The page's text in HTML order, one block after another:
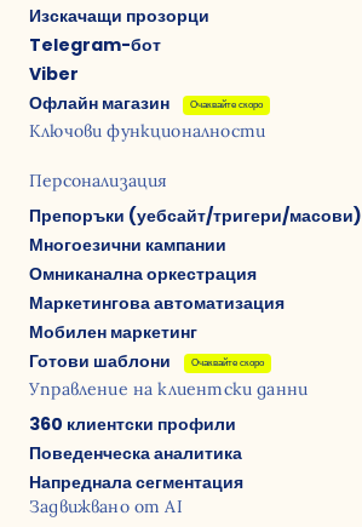
Изскачащи прозорци
Telegram-бот
Viber
Офлайн магазин
Очаквайте скоро
Ключови функционалности
Персонализация
Препоръки (уебсайт/тригери/масови)
Многоезични кампании
Омниканална оркестрация
Маркетингова автоматизация
Мобилен маркетинг
Готови шаблони
Очаквайте скоро
Управление на клиентски данни
360 клиентски профили
Поведенческа аналитика
Напреднала сегментация
Задвижвано от AI